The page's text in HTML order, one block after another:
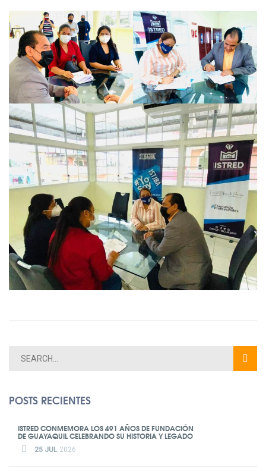
POSTS RECIENTES
ISTRED CONMEMORA LOS 491 AÑOS DE FUNDACIÓN
DE GUAYAQUIL CELEBRANDO SU HISTORIA Y LEGADO
25 JUL 2026